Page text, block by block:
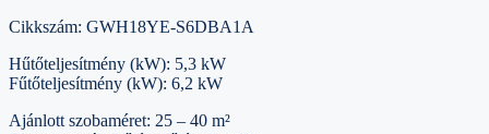
was:
is:
Cikkszám: GWH18YE-S6DBA1A
Hűtőteljesítmény (kW): 5,3 kW
Fűtőteljesítmény (kW): 6,2 kW
Ajánlott szobaméret: 25 – 40 m²